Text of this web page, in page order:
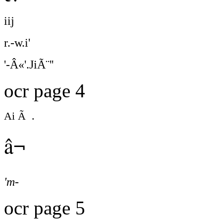
iij
r.-w.i'
'-Â«'.JiÃ¨''
ocr page 4
Ai Ã .
â¬
'm-
ocr page 5